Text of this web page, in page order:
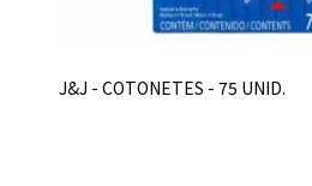
J&J - COTONETES - 75 UNID.